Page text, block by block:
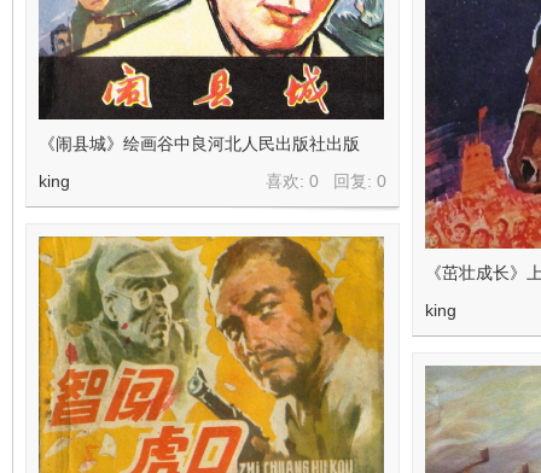
《闹县城》绘画谷中良河北人民出版社出版
喜欢: 0 回复: 0
king
《茁壮成长》
king